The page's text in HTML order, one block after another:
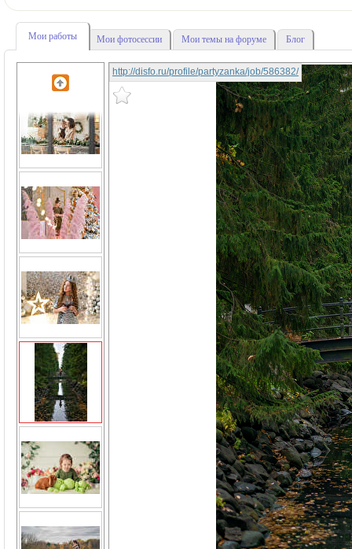
Мои работы Мои фотосессии Мои темы на форуме Блог
http://disfo.ru/profile/partyzanka/job/586382/